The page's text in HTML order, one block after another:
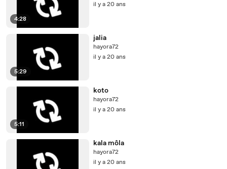
4:28
il y a 20 ans
5:29
jalia
hayora72
il y a 20 ans
5:11
koto
hayora72
il y a 20 ans
kala môla
hayora72
il y a 20 ans